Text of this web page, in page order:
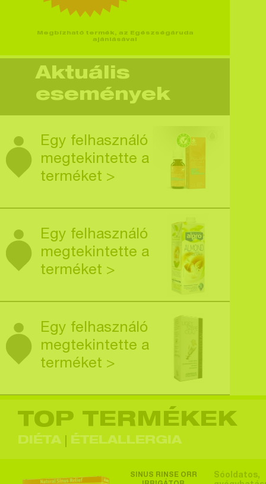
Megbízható termék, az Egészségáruda
ajánlásával
Aktuális
események
Egy felhasználó
megtekintette a
terméket >
Egy felhasználó
megtekintette a
terméket >
Egy felhasználó
megtekintette a
terméket >
Egy felhasználó
megtekintette a
terméket >
TOP TERMÉKEK
DIÉTA ÉTELALLERGIA
SINUS RINSE ORR
Sóoldatos,